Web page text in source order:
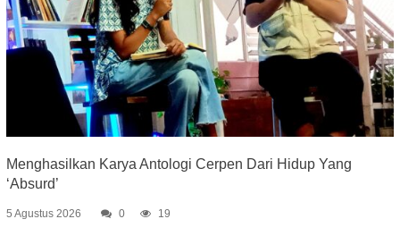
Menghasilkan Karya Antologi Cerpen Dari Hidup Yang
‘Absurd’
5 Agustus 2026 0 19